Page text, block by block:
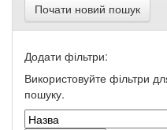
Почати новий пошук
Додати фільтри:
Використовуйте фільтри
пошуку.